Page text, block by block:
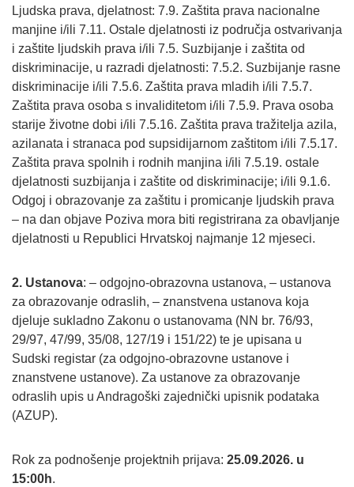
Ljudska prava, djelatnost: 7.9. Zaštita prava nacionalne
manjine i/ili 7.11. Ostale djelatnosti iz područja ostvarivanja
i zaštite ljudskih prava i/ili 7.5. Suzbijanje i zaštita od
diskriminacije, u razradi djelatnosti: 7.5.2. Suzbijanje rasne
diskriminacije i/ili 7.5.6. Zaštita prava mladih i/ili 7.5.7.
Zaštita prava osoba s invaliditetom i/ili 7.5.9. Prava osoba
starije životne dobi i/ili 7.5.16. Zaštita prava tražitelja azila,
azilanata i stranaca pod supsidijarnom zaštitom i/ili 7.5.17.
Zaštita prava spolnih i rodnih manjina i/ili 7.5.19. ostale
djelatnosti suzbijanja i zaštite od diskriminacije; i/ili 9.1.6.
Odgoj i obrazovanje za zaštitu i promicanje ljudskih prava
– na dan objave Poziva mora biti registrirana za obavljanje
djelatnosti u Republici Hrvatskoj najmanje 12 mjeseci.
2. Ustanova: – odgojno-obrazovna ustanova, – ustanova
za obrazovanje odraslih, – znanstvena ustanova koja
djeluje sukladno Zakonu o ustanovama (NN br. 76/93,
29/97, 47/99, 35/08, 127/19 i 151/22) te je upisana u
Sudski registar (za odgojno-obrazovne ustanove i
znanstvene ustanove). Za ustanove za obrazovanje
odraslih upis u Andragoški zajednički upisnik podataka
(AZUP).
Rok za podnošenje projektnih prijava: 25.09.2026. u
15:00h.